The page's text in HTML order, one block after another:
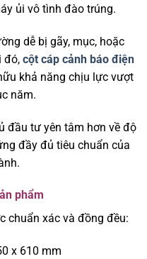
ủi vô tình đào trúng.
dễ bị gãy, mục, hoặc
đó, cột cáp cảnh báo điện
khả năng chịu lực vượt
năm.
đầu tư yên tâm hơn về độ
đầy đủ tiêu chuẩn của
phẩm
chuẩn xác và đồng đều:
x 610 mm